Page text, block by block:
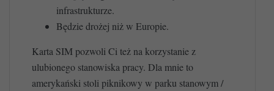
infrastrukturze.
Będzie drożej niż w Europie.
Karta SIM pozwoli Ci też na korzystanie z
ulubionego stanowiska pracy. Dla mnie to
amerykański stoli piknikowy w parku stanowym /